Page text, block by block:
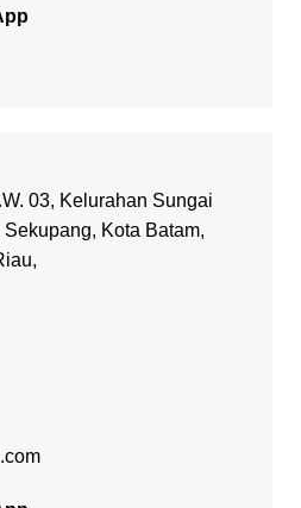
03, Kelurahan Sungai
Kota Batam,